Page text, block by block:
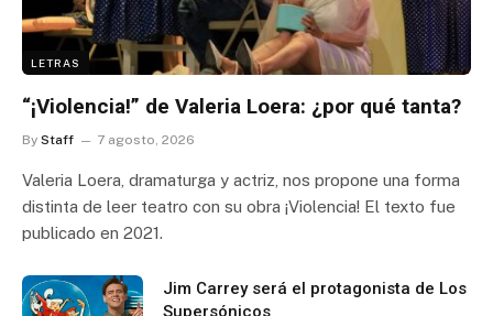
LETRAS
“¡Violencia!” de Valeria Loera: ¿por qué tanta?
By Staff 7 agosto, 2026
Valeria Loera, dramaturga y actriz, nos propone una forma
distinta de leer teatro con su obra ¡Violencia! El texto fue
publicado en 2021.
Jim Carrey será el protagonista de Los
Supersónicos